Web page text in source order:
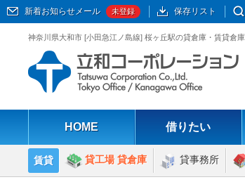
新着お知らせメール 未登録 保存リスト
神奈川県大和市 [小田急江ノ島線] 桜ヶ丘駅の貸倉庫・賃貸倉
HOME 借りたい
賃貸 貸工場 貸倉庫 貸事務所